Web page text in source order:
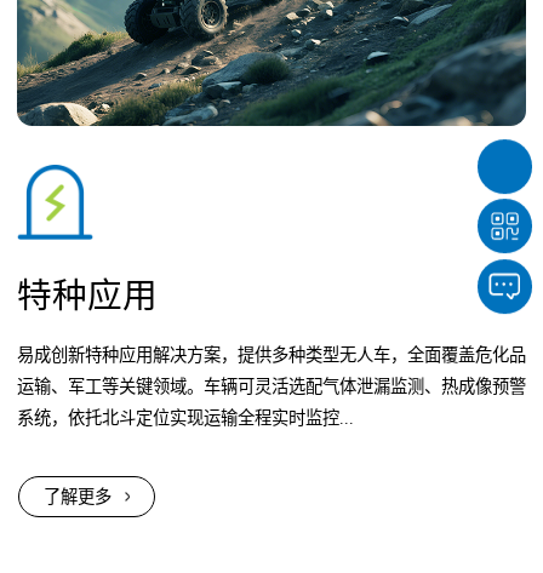
特种应用
易成创新特种应用解决方案，提供多种类型无人车，全面覆盖危化品
运输、军工等关键领域。车辆可灵活选配气体泄漏监测、热成像预警
系统，依托北斗定位实现运输全程实时监控...
了解更多